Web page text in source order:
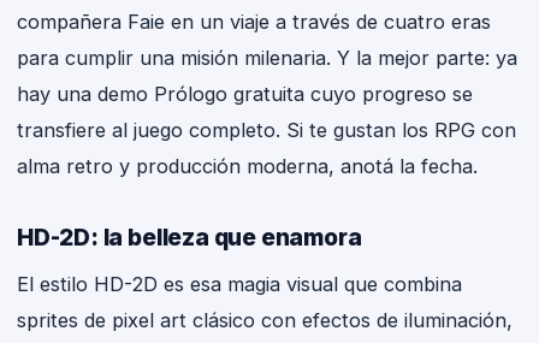
compañera Faie en un viaje a través de cuatro eras
para cumplir una misión milenaria. Y la mejor parte: ya
hay una demo Prólogo gratuita cuyo progreso se
transfiere al juego completo. Si te gustan los RPG con
alma retro y producción moderna, anotá la fecha.
HD-2D: la belleza que enamora
El estilo HD-2D es esa magia visual que combina
sprites de pixel art clásico con efectos de iluminación,